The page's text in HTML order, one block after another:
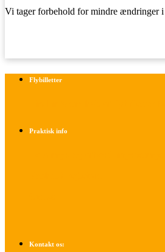
Vi tager forbehold for mindre ændringer i
Flybilletter
Praktisk info
Kontakt os: